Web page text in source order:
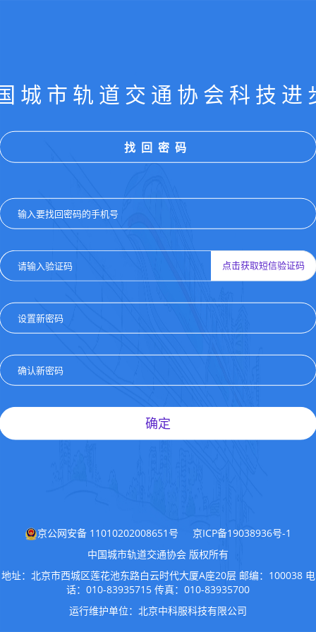
城市轨道交通协会科技进
找回密码
确定
京公网安备 11010202008651号
京ICP备19038936号-1
中国城市轨道交通协会 版权所有
地址：北京市西城区莲花池东路白云时代大厦A座20层 邮编：100038 电
话：010-83935715 传真：010-83935700
运行维护单位： 北京中科服科技有限公司